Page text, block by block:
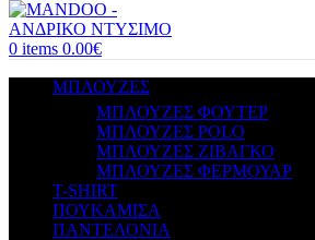
0 items 0.00€
ΜΠΛΟΥΖΕΣ
ΜΠΛΟΥΖΕΣ ΦΟΥΤΕΡ
ΜΠΛΟΥΖΕΣ POLO
ΜΠΛΟΥΖΕΣ ΖΙΒΑΓΚΟ
ΜΠΛΟΥΖΕΣ ΦΕΡΜΟΥΑΡ
T-SHIRT
ΠΟΥΚΑΜΙΣΑ
ΠΑΝΤΕΛΟΝΙΑ